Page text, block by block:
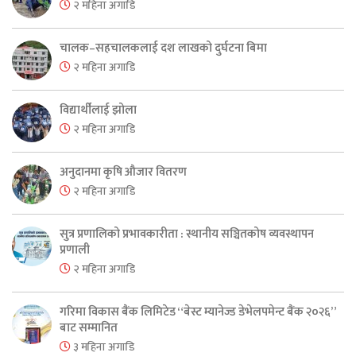
२ महिना अगाडि
चालक–सहचालकलाई दश लाखको दुर्घटना बिमा
२ महिना अगाडि
विद्यार्थीलाई झोला
२ महिना अगाडि
अनुदानमा कृषि औजार वितरण
२ महिना अगाडि
सुत्र प्रणालिको प्रभावकारीता : स्थानीय सञ्चितकोष व्यवस्थापन
प्रणाली
२ महिना अगाडि
गरिमा विकास बैंक लिमिटेड “बेस्ट म्यानेज्ड डेभेलपमेन्ट बैंक २०२६”
बाट सम्मानित
३ महिना अगाडि